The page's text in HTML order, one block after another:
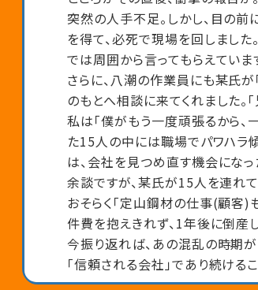
突然の人手不足。しかし、目の
を得て、必死で現場を回しました
では周囲から言ってもらえていま
さらに、八潮の作業員にも某氏
のもとへ相談に来てくれました。
私は「僕がもう一度頑張るから、
た15人の中には職場でパワハラ
は、会社を見つめ直す機会になっ
余談ですが、某氏が15人を連れ
おそらく「定山鋼材の仕事(顧客)
件費を抱えきれず、1年後に倒産
今振り返れば、あの混乱の時期
「信頼される会社」であり続ける